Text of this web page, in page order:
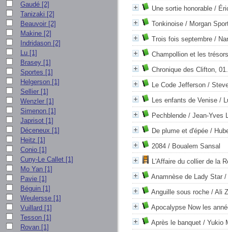
Une sortie honorable /
Tonkinoise / Morgan
Trois fois septembre /
Champollion et les
Chronique des Clifton,
Le Code Jefferson /
Les enfants de Venise /
Pechblende / Jean-Yves
De plume et d'épée /
2084 / Boualem Sansal
L'Affaire du collier de la
Anamnèse de Lady Star /
Anguille sous roche / Ali
Apocalypse Now les
Après le banquet / Yukio
Gaudé [2]
Tanizaki [2]
Beauvoir [2]
Makine [2]
Indridason [2]
Lu [1]
Brasey [1]
Sportes [1]
Helgerson [1]
Sellier [1]
Wenzler [1]
Simenon [1]
Japrisot [1]
Déceneux [1]
Heitz [1]
Conio [1]
Cuny-Le Callet [1]
Mo Yan [1]
Pavie [1]
Béguin [1]
Weulersse [1]
Vuillard [1]
Tesson [1]
Rovan [1]